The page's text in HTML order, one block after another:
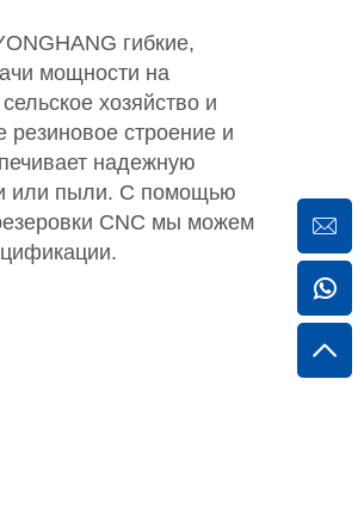
гибкие,
мощности на
хозяйство и
строение и
надежную
или пыли. С помощью
CNC мы можем